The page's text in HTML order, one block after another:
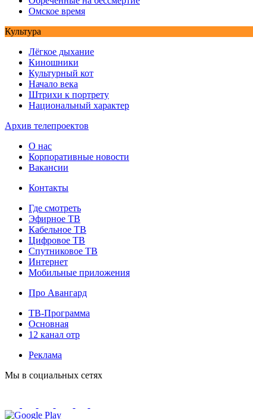
Омское время
Культура
Лёгкое дыхание
Киношники
Культурный кот
Начало века
Штрихи к портрету
Национальный характер
Архив телепроектов
О нас
Корпоративные новости
Вакансии
Контакты
Где смотреть
Эфирное ТВ
Кабельное ТВ
Цифровое ТВ
Спутниковое ТВ
Интернет
Мобильные приложения
Про Авангард
ТВ-Программа
Основная
12 канал отр
Реклама
Мы в социальных сетях